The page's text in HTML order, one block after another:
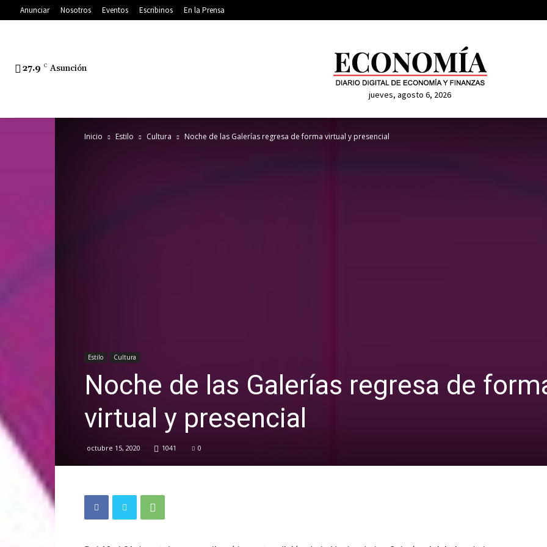
Anunciar Nosotros Eventos Escribinos En la Prensa
27.9 C Asunción
jueves, agosto 6, 2026
Inicio Estilo Cultura Noche de las Galerías regresa de forma virtual y presencial
Estilo Cultura
Noche de las Galerías regresa de
virtual y presencial
octubre 15, 2020 1041 0